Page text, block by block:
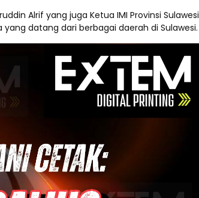
Alrif yang juga Ketua IMI Provinsi Sulawesi
datang dari berbagai daerah di Sulawesi.